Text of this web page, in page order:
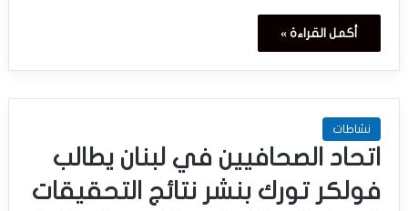
أكمل القراءة »
نشاطات
اتحاد الصحافيين في لبنان يطالب
فولكر تورك بنشر نتائج التحقيقات